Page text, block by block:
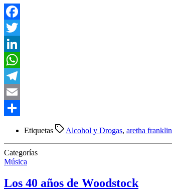
Facebook
Twitter
LinkedIn
WhatsApp
Telegram
Email
Etiquetas Alcohol y Drogas, aretha franklin
Categorías
Música
Los 40 años de Woodstock